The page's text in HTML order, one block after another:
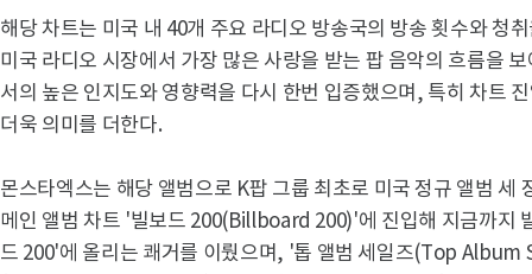
해당 차트는 미국 내 40개 주요 라디오 방송국의 방송 횟수와 청
미국 라디오 시장에서 가장 많은 사랑을 받는 팝 음악의 흐름을
서의 높은 인지도와 영향력을 다시 한번 입증했으며, 특히 차트
더욱 의미를 더한다.
몬스타엑스는 해당 앨범으로 K팝 그룹 최초로 미국 정규 앨범 세
메인 앨범 차트 '빌보드 200(Billboard 200)'에 진입해 지금까지
드 200'에 올리는 쾌거를 이뤘으며, '톱 앨범 세일즈(Top Album